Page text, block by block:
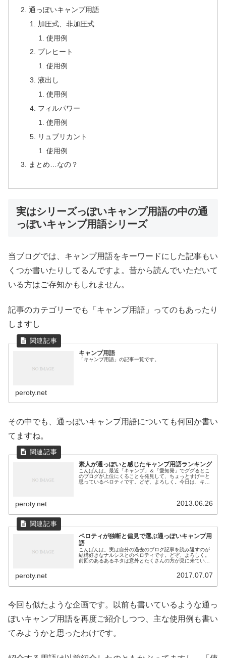
通っぽいキャンプ用語
加圧式、非加圧式
使用例
プレヒート
使用例
液出し
使用例
フィルパワー
使用例
リュブリカント
使用例
まとめ…なの？
実はシリーズっぽいキャンプ用語の中の通
っぽいキャンプ用語シリーズ
当ブログでは、キャンプ用語をキーワードにした記事もい
くつか書いたりしてるんですよ。昔から読んでいただいて
いる方はご存知かもしれません。
記事のカテゴリーでも「キャンプ用語」ってのもあったり
しますし
キャンプ用語
「キャンプ用語」の記事一覧です。
peroty.net
その中でも、通っぽいキャンプ用語についても何回か書い
てますね。
素人が通っぽいと感じたキャンプ用語ランキング
こんばんは。最近「キャンプ」＆「愛知発」でググるとこ
のブログが上位にくることを発見して、ちょっとすげーと
思っているペロティです。どぞ、よろしく。今日は、キャ
peroty.net 2013.06.26
ペロティが独断と偏見で選ぶ通っぽいキャンプ用
語
こんばんは。実は自分の過去のブログ記事を読み返すのが
結構好きなナルシスとのペロティです。どぞ、よろしく。
前回のあるあるネタは意外とたくさんの方が見に来ていた
peroty.net 2017.07.07
今回も似たような企画です。以前も書いているような通っ
ぽいキャンプ用語を再度ご紹介しつつ、主な使用例も書い
てみようかと思ったわけです。